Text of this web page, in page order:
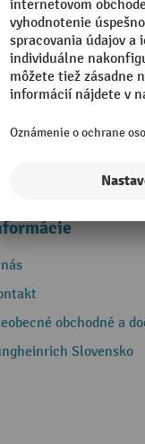
obchodné a
Slovensko